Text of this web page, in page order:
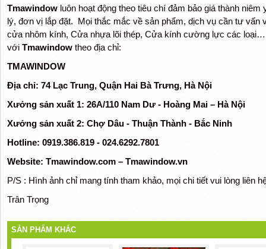
Tmawindowluôn hoạt động theo tiêu chí đảm bảo giá thành
lý, đơn vị lắp đặt. Mọi thắc mắc về sản phẩm, dịch vụ cần tư vấn
cửa nhôm kính, Cửa nhựa lõi thép, Cửa kính cường lực các loại…
với Tmawindow theo địa chỉ:
TMAWINDOW
Địa chỉ: 74 Lạc Trung, Quận Hai Bà Trưng, Hà Nội
Xưởng sản xuất 1: 26A/110 Nam Dư - Hoàng Mai – Hà Nội
Xưởng sản xuất 2: Chợ Dâu - Thuận Thành - Bắc Ninh
Hotline: 0919.386.819 - 024.6292.7801
Website: Tmawindow.com – Tmawindow.vn
P/S : Hình ảnh chỉ mang tính tham khảo, mọi chi tiết vui lòng liên
Trân Trọng
SẢN PHẨM KHÁC